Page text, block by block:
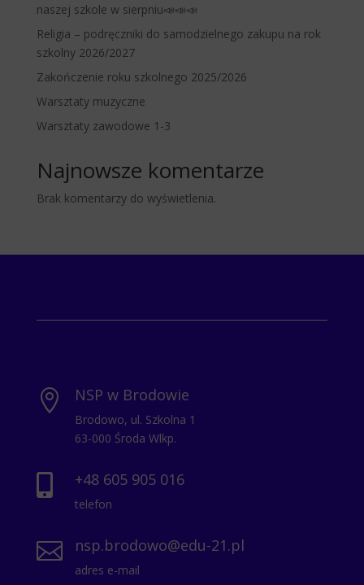
naszej szkole w sierpniu📣📣📣
Religia – podręczniki do samodzielnego zakupu na rok
szkolny 2026/2027
Zakończenie roku szkolnego 2025/2026
Warsztaty muzyczne
Warsztaty zawodowe 1-3
Najnowsze komentarze
Brak komentarzy do wyświetlenia.
 NSP w Brodowie
Brodowo, ul. Szkolna 1
63-000 Środa Wlkp.
 +48 605 905 016
telefon
 nsp.brodowo@edu-21.pl
adres e-mail